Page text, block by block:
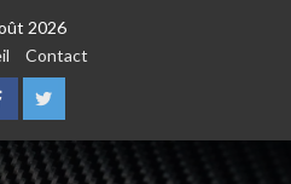
2026
Contact
Twitter